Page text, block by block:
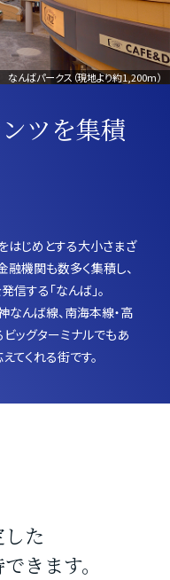
なんばパークス（現地より約1,200m）
ツを集積
はじめとする大小さまざ
融機関も数多く集積し、
する「なんば」。
んば線、南海本線・高
ッグターミナルでもあ
てくれる街です。
た
きます。